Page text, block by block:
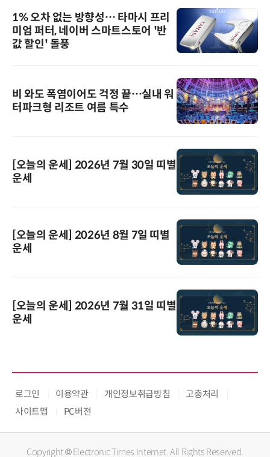
1% 오차 없는 방향성… 타마시 프리
미엄 퍼터, 네이버 스마트스토어 '반
값 할인' 돌풍
비 와도 폭염이어도 걱정 끝…실내 워
터파크형 리조트 여름 특수
[오늘의 운세] 2026년 7월 30일 띠별
운세
[오늘의 운세] 2026년 8월 7일 띠별
운세
[오늘의 운세] 2026년 7월 31일 띠별
운세
로그인 이용약관 개인정보취급방침
고충처리
사이트맵
PC버전
Copyright © Electronic Times Internet. All Rights Reserved.